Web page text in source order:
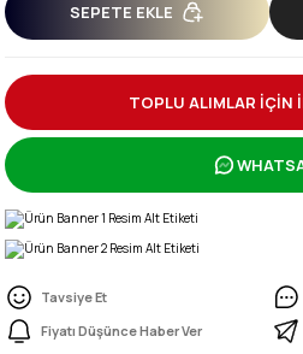
SEPETE EKLE
TOPLU ALIMLAR İÇİN
Tavsiye Et
Fiyatı Düşünce Haber Ver